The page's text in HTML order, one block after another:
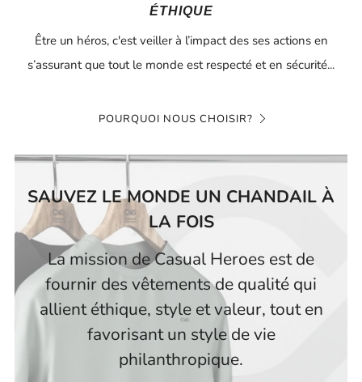
ÉTHIQUE
Être un héros, c'est veiller à l’impact des ses actions en
s’assurant que tout le monde est respecté et en sécurité...
POURQUOI NOUS CHOISIR?
SAUVEZ LE MONDE UN CHANDAIL À
LA FOIS
La mission de Casual Heroes est de
fournir des vêtements de qualité qui
allient éthique, style et valeur, tout en
favorisant un style de vie
philanthropique.